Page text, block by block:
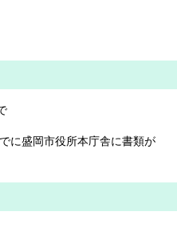
に盛岡市役所本庁舎に書類が